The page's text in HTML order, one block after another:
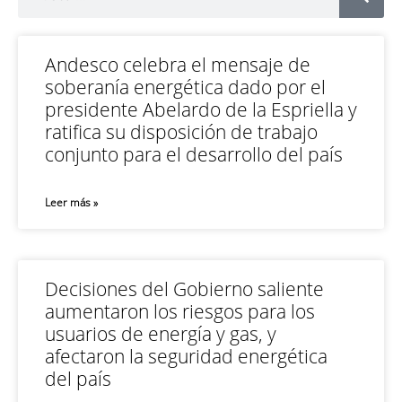
Andesco celebra el mensaje de
soberanía energética dado por el
presidente Abelardo de la Espriella y
ratifica su disposición de trabajo
conjunto para el desarrollo del país
Leer más »
Decisiones del Gobierno saliente
aumentaron los riesgos para los
usuarios de energía y gas, y
afectaron la seguridad energética
del país